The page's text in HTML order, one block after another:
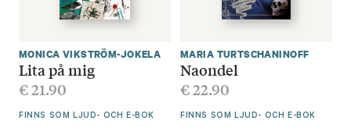
MONICA VIKSTRÖM-JOKELA
Lita på mig
€21.90
FINNS SOM LJUD- OCH E-BOK
MARIA TURTSCHANINOFF
Naondel
€22.90
FINNS SOM LJUD- OCH E-BOK